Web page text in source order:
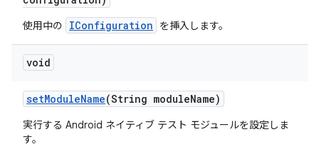
使用中の IConfiguration を挿入します。
void
setModuleName(String moduleName)
実行する Android ネイティブ テスト モジュールを設定しま
す。